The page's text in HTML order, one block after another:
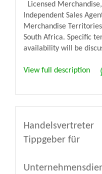
Licensed
Independent Sales
Merchandise
South Africa. Specific
availability will be
View full description
Handelsvertreter
Tippgeber für